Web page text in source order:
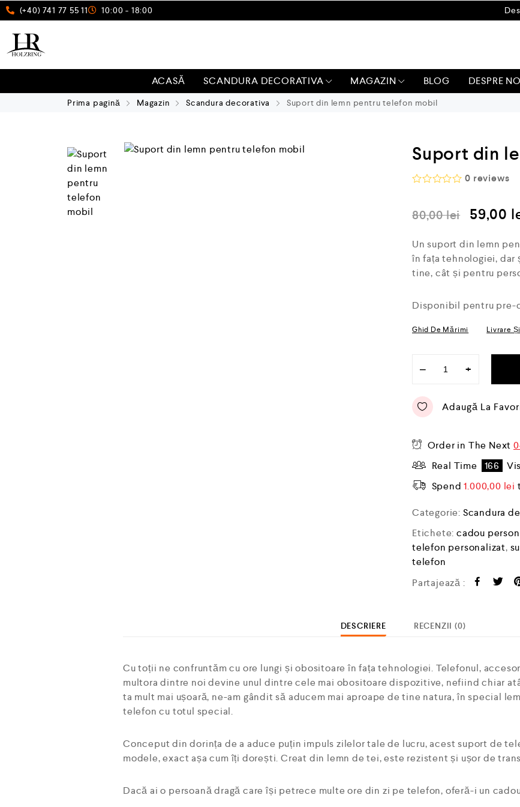
(+40) 741 77 55 11 10:00 - 18:00
ACASĂ SCANDURA DECORATIVA MAGAZIN BLOG DESPRE
Prima pagină Magazin Scandura decorativa Suport din lemn pentru telefon mobil
Suport din
a
l
a
t
l
a
i
0 reviews
80,00lei 59,00
Un suport din lemn
în fața tehnologiei,
tine, cât și pentru
Disponibil pentru pre-
Ghid De Mărimi Livrare
− +
Adaugă La
Order in The Next
Real Time
166
Spend1.000,00 lei
Categorie: Scandura
Etichete:cadou
telefon personalizat,
telefon
Partajează :
DESCRIERE RECENZII (0)
Cu toții ne confruntăm cu ore lungi și obositoare în fața tehnologiei. Telefonul,
multora dintre noi devine unul dintre cele mai obositoare dispozitive, nefiind chiar
ta mult mai ușoară, ne-am gândit să aducem mai aproape de tine natura, în special
telefon cu totul special.
Conceput din dorința de a aduce puțin impuls zilelor tale de lucru, acest suport de
modele, exact așa cum îți dorești. Creat din lemn de tei, este rezistent și ușor de
Dacă ai o persoană dragă care își petrece multe ore din zi pe telefon, oferă-i un